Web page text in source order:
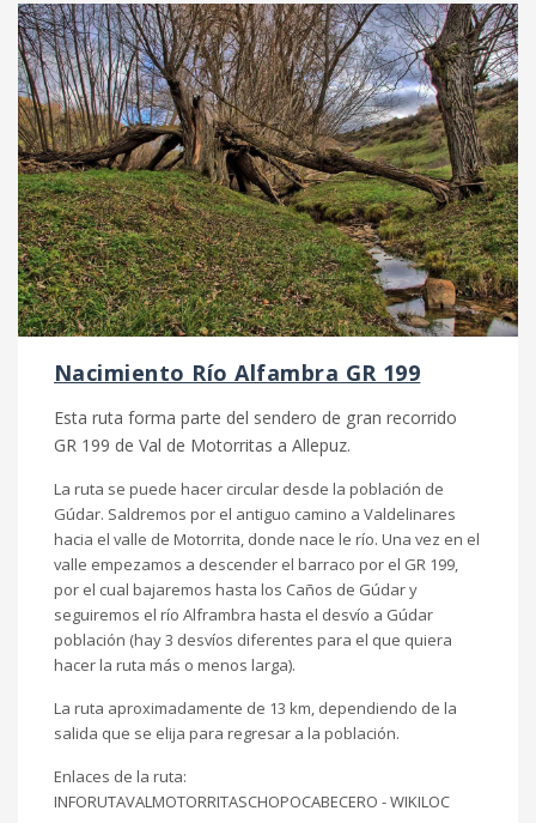
Nacimiento Río Alfambra GR 199
Esta ruta forma parte del sendero de gran recorrido
GR 199 de Val de Motorritas a Allepuz.
La ruta se puede hacer circular desde la población de
Gúdar. Saldremos por el antiguo camino a Valdelinares
hacia el valle de Motorrita, donde nace le río. Una vez en el
valle empezamos a descender el barraco por el GR 199,
por el cual bajaremos hasta los Caños de Gúdar y
seguiremos el río Alframbra hasta el desvío a Gúdar
población (hay 3 desvíos diferentes para el que quiera
hacer la ruta más o menos larga).
La ruta aproximadamente de 13 km, dependiendo de la
salida que se elija para regresar a la población.
Enlaces de la ruta:
INFORUTAVALMOTORRITASCHOPOCABECERO -WIKILOC